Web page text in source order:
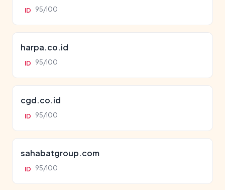
ID 95/100
harpa.co.id
ID 95/100
cgd.co.id
ID 95/100
sahabatgroup.com
ID 95/100